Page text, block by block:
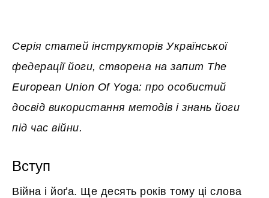
Серія статей інструкторів Української
федерації йоги, створена на запит The
European Union Of Yoga: про особистий
досвід використання методів і знань йоги
під час війни.
Вступ
Війна і йоґа. Ще десять років тому ці слова